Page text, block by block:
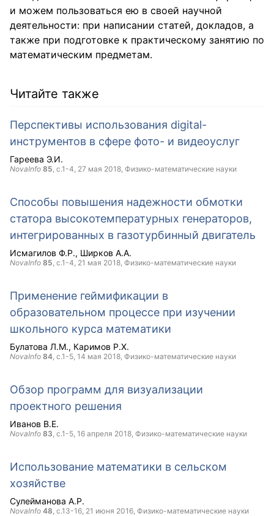
и можем пользоваться ею в своей научной
деятельности: при написании статей, докладов, а
также при подготовке к практическому занятию по
математическим предметам.
Читайте также
Перспективы использования digital-
инструментов в сфере фото- и видеоуслуг
Гареева Э.И.
NovaInfo 85, с.1-4, 27 мая 2018, Физико-математические науки
Способы повышения надежности обмотки
статора высокотемпературных генераторов,
интегрированных в газотурбинный двигатель
Исмагилов Ф.Р. Ширков А.А.
NovaInfo 85, с.1-4, 21 мая 2018, Физико-математические науки
Применение геймификации в
образовательном процессе при изучении
школьного курса математики
Булатова Л.М. Каримов Р.Х.
NovaInfo 84, с.1-5, 14 мая 2018, Физико-математические науки
Обзор программ для визуализации
проектного решения
Иванов В.Е.
NovaInfo 83, с.1-5, 16 апреля 2018, Физико-математические науки
Использование математики в сельском
хозяйстве
Сулейманова А.Р.
NovaInfo 48, с.13-16, 21 июня 2016, Физико-математические науки